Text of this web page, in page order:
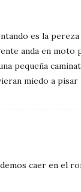
es la
anda en
pequeña
miedo a
caer en el